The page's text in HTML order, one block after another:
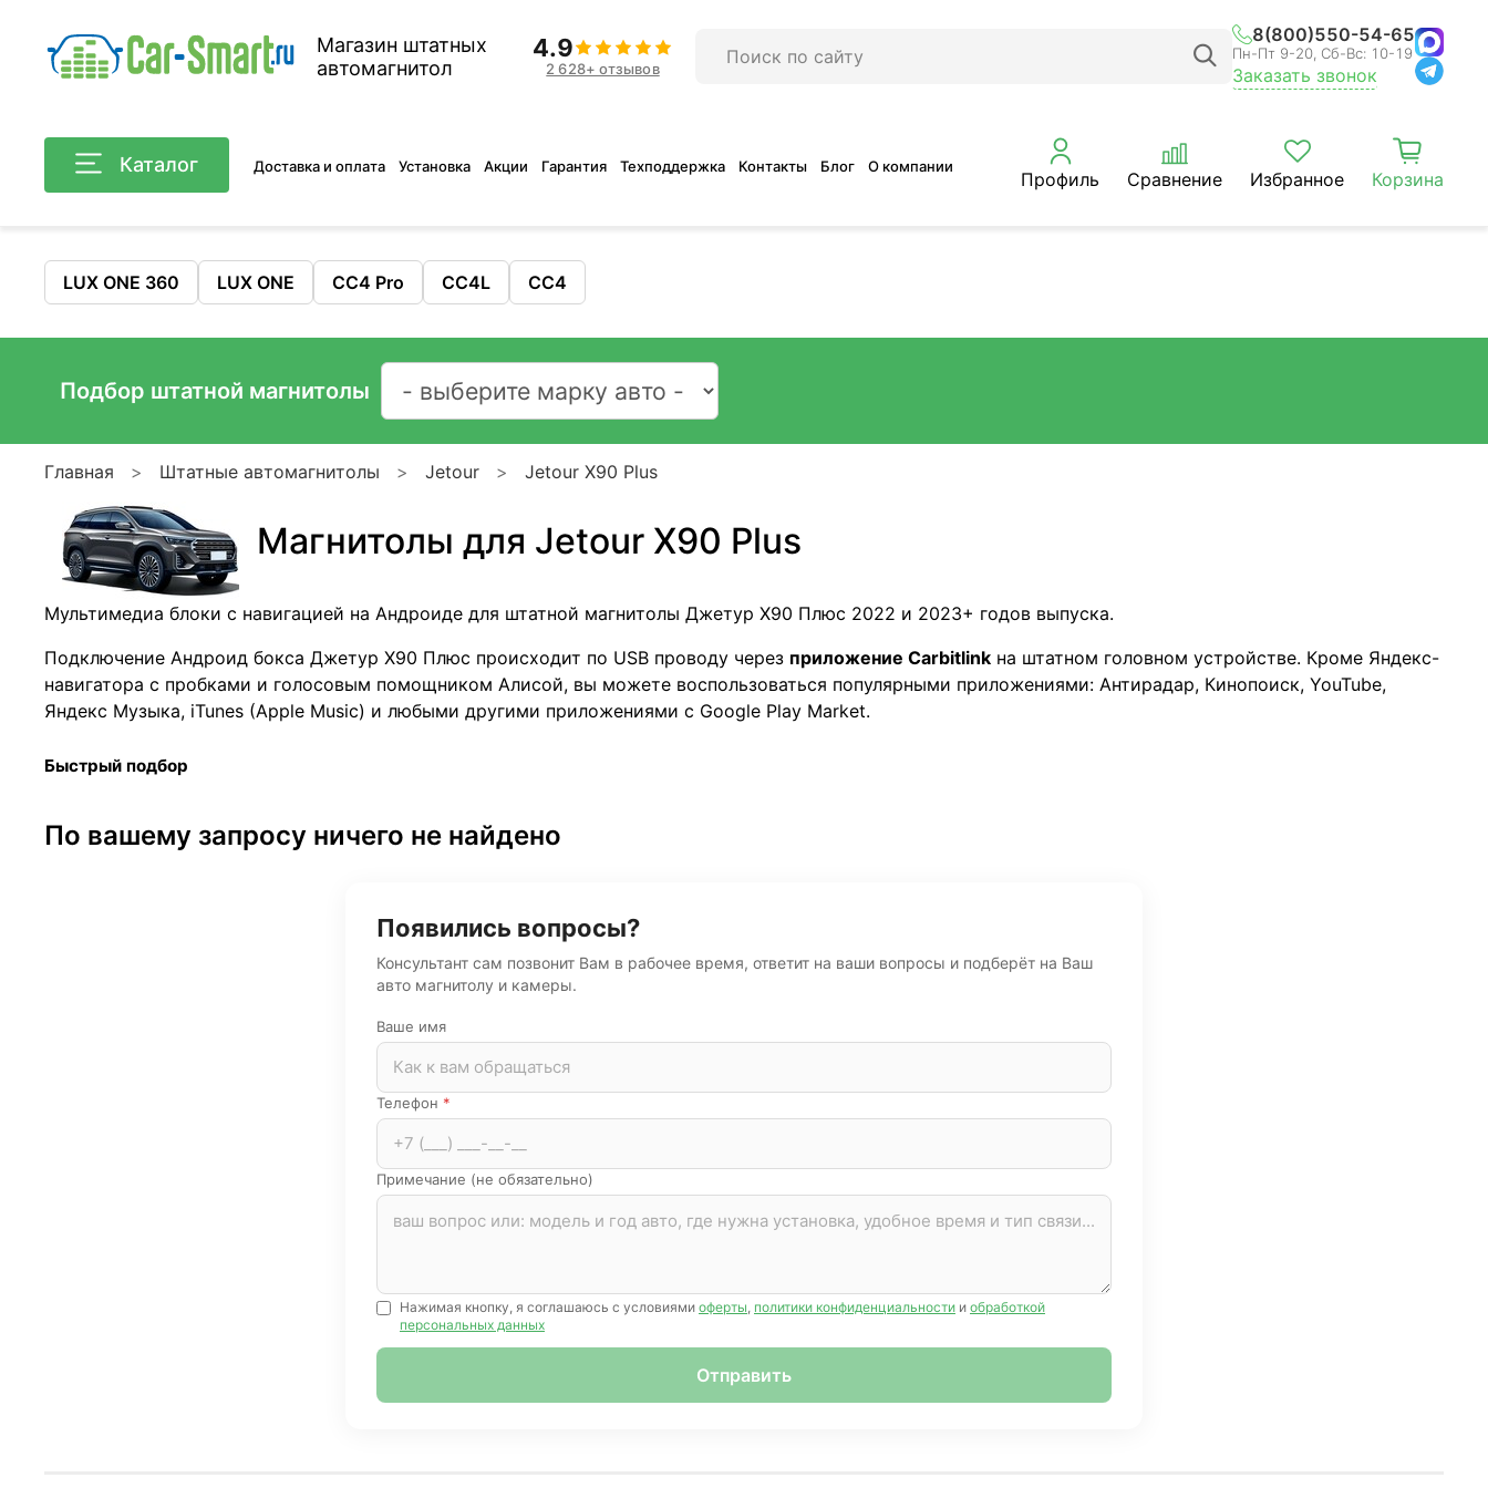
Магазин штатных
автомагнитол
4.9
2 628+ отзывов
8(800)550-54-65
Пн-Пт 9-20, Сб-Вс: 10-19
Заказать звонок
Каталог Доставка и оплата Установка Акции Гарантия Техподдержка Контакты Блог О компании
Профиль Сравнение Избранное Корзина
LUX ONE 360 LUX ONE CC4 Pro CC4L CC4
Подбор штатной магнитолы
Главная Штатные автомагнитолы Jetour Jetour X90 Plus
Магнитолы для Jetour X90 Plus
Мультимедиа блоки с навигацией на Андроиде для штатной магнитолы Джeтур Х90 Плюс 2022 и 2023+ годов выпуска.
Подключение Андроид бокса Джетур Х90 Плюс происходит по USB проводу через приложение Carbitlink на штатном головном устройстве. Кроме Яндекс-
навигатора с пробками и голосовым помощником Алисой, вы можете воспользоваться популярными приложениями: Антирадар, Кинопоиск, YouTube,
Яндекс Музыка, iTunes (Apple Music) и любыми другими приложениями с Google Play Market.
Быстрый подбор
По вашему запросу ничего не найдено
Появились вопросы?
Консультант сам позвонит Вам в рабочее время, ответит на ваши вопросы и подберёт на Ваш
авто магнитолу и камеры.
Ваше имя
Телефон *
Примечание (не обязательно)
Нажимая кнопку, я соглашаюсь с условиями оферты политики конфиденциальности и обработкой
персональных данных
Отправить